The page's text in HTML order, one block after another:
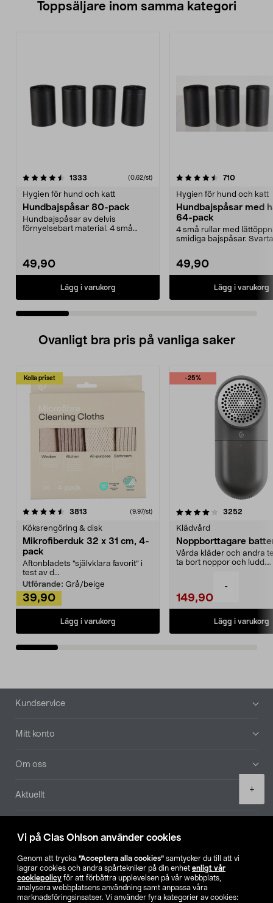
Vi på Clas Ohlson använder cookies
Genom att trycka ”Acceptera alla cookies” samtycker du till att vi
lagrar cookies och andra spårtekniker på din enhet enligt vår
cookiepolicy för att förbättra upplevelsen på vår webbplats,
analysera webbplatsens användning samt anpassa våra
marknadsföringsinsatser. Vi använder fyra kategorier av cookies:
-
+
Toppsäljare inom samma kategori
1333 (0,62/st)
Hygien för hund och katt
Hundbajspåsar 80-pack
Hundbajspåsar av delvis
förnyelsebart material. 4 små
49,90
Lägg i varukorg
4.5 av 5 stjärnor 710
Hygien för hund och katt
Hundbajspåsar med
64-pack
4 små rullar med
smidiga bajspåsar. Svarta
49,90
Lägg i varukorg
0.0 av 5 stjärnor
Ovanligt bra pris på vanliga saker
Kolla priset
3813 (9,97/st)
Köksrengöring & disk
Mikrofiberduk 32 x 31 cm, 4-
pack
Aftonbladets "självklara favorit” i
test av d...
Utförande: Grå/beige
39,90
Lägg i varukorg
-25%
4.0av 5 stjärnor 3252
Klädvård
Noppborttagare
Vårda kläder och andra
ta bort noppor och ludd.
149,90
Lägg i varukorg
4.5av 5 stjärnor
Sidfot
Kundservice
Mitt konto
Om oss
Aktuellt
Hitta butik
SE NO FI